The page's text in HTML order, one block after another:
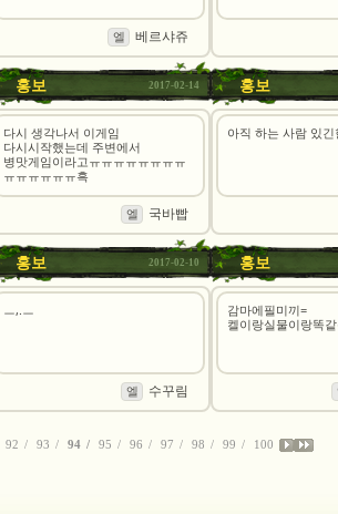
엘 베르샤쥬
홍보
다시 생각나서 이게임
다시시작했는데 주변에서
병맛게임이라고ㅠㅠㅠㅠㅠㅠㅠㅠ
ㅠㅠㅠㅠㅠㅠ흑
엘 국바빱
2017-02-14 홍보
아직 하는 사람 있긴
홍보
ㅡ,.ㅡ
엘 수꾸림
2017-02-10 홍보
감마에필미끼=
켈이랑실물이랑똑
92 93 94 95 96 97 98 99 100